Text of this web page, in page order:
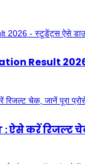
Result
: ऐसे करें रिजल्ट